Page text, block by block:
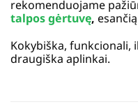
rekomenduojame
talpos gėrtuvę,
Kokybiška, funkcionali,
draugiška aplinkai.